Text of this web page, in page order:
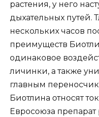
растения, у него
дыхательных путей.
нескольких часов
преимуществ
одинаковое
личинки, а также
главным
Биотлина относят
Евросоюза